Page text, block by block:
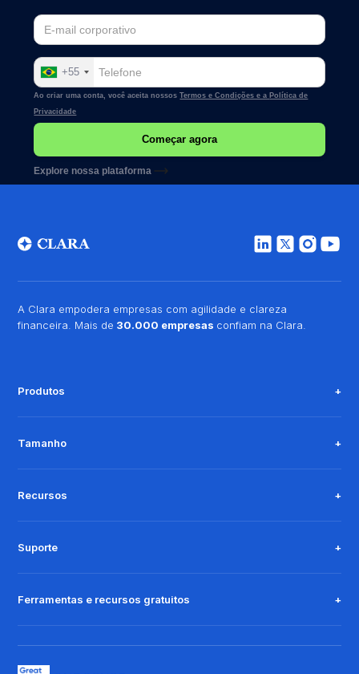
+55
Ao criar uma conta, você aceita nossosTermos e Condições e a Política de
Privacidade
Explore nossa plataforma
A Clara empodera empresas com agilidade e clareza
financeira. Mais de 30.000 empresas confiam na Clara.
Produtos
Tamanho
Recursos
Suporte
Ferramentas e recursos gratuitos